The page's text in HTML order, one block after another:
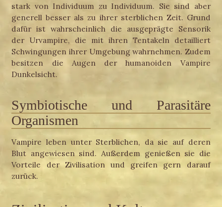
stark von Individuum zu Individuum. Sie sind aber
generell besser als zu ihrer sterblichen Zeit. Grund
dafür ist wahrscheinlich die ausgeprägte Sensorik
der Urvampire, die mit ihren Tentakeln detailliert
Schwingungen ihrer Umgebung wahrnehmen. Zudem
besitzen die Augen der humanoiden Vampire
Dunkelsicht.
Symbiotische und Parasitäre
Organismen
Vampire leben unter Sterblichen, da sie auf deren
Blut angewiesen sind. Außerdem genießen sie die
Vorteile der Zivilisation und greifen gern darauf
zurück.